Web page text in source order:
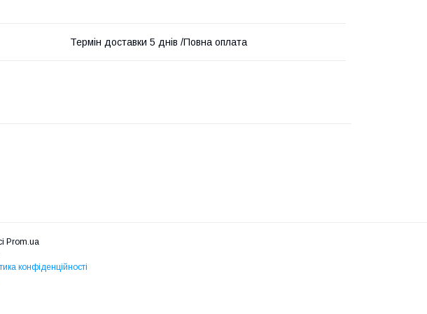
Термін доставки 5 днів /Повна оплата
Prom.ua
конфіденційності